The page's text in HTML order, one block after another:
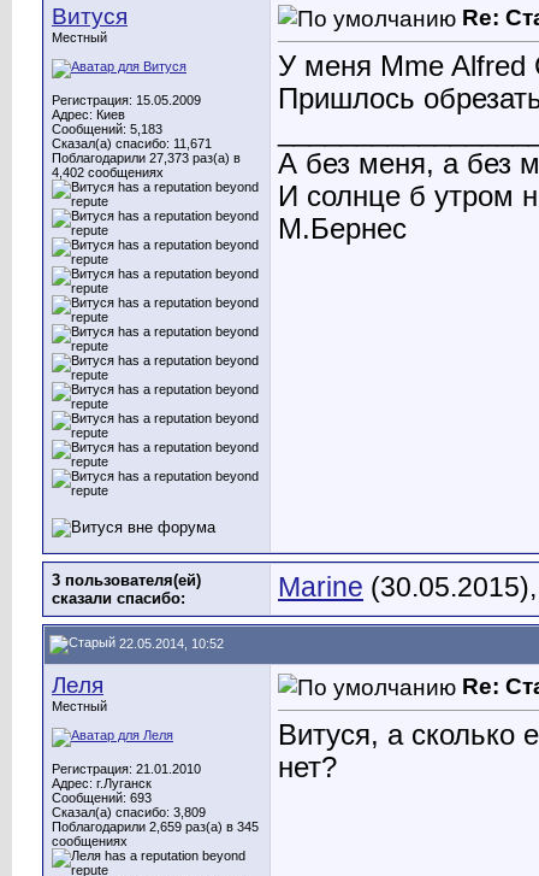
Витуся
Местный
Регистрация: 15.05.2009
Адрес: Киев
Сообщений: 5,183
Сказал(а) спасибо: 11,671
Поблагодарили 27,373 раз(а) в
4,402 сообщениях
Re:
У меня Mme Alfred
Пришлось
А без меня, а без
И солнце б утром
М.Бернес
3 пользователя(ей)
сказали cпасибо:
Marine
22.05.2014, 10:52
Леля
Местный
Регистрация: 21.01.2010
Адрес: г.Луганск
Сообщений: 693
Сказал(а) спасибо: 3,809
Поблагодарили 2,659 раз(а) в 345
сообщениях
Re:
Витуся, а сколько
нет?